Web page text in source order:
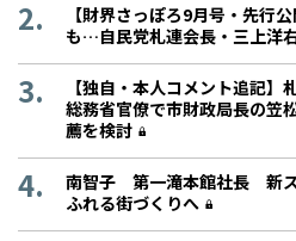
【財界さっぽろ9月号・先行
も…自民党札連会長・三上洋
【独自・本人コメント追記
総務省官僚で市財政局長の笠
薦を検討
南智子 第一滝本館社長 新ス
ふれる街づくりへ